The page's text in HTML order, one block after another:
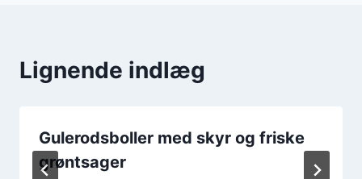
Lignende indlæg
Gulerodsboller med skyr og friske
grøntsager